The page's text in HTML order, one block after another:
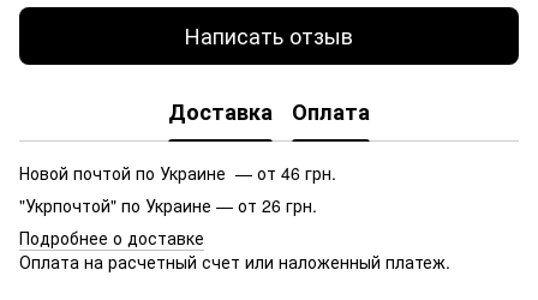
Написать отзыв
Доставка Оплата
Новой почтой по Украине — от 46 грн.
"Укрпочтой" по Украине — от 26 грн.
Подробнее о доставке
Оплата на расчетный счет или наложенный платеж.